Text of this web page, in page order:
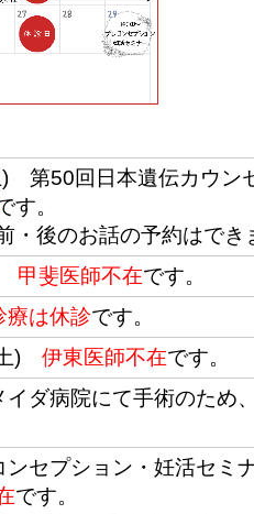
第50回日本遺伝カウン
す。
・後のお話の予約はでき
甲斐医師不在です。
療は休診です。
) 伊東医師不在です。
ダ病院にて手術のため
セプション・妊活セミ
です。